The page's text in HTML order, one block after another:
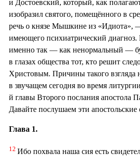
и Достоевский, который, как
изобразил святого, помещённого в
речь о князе Мышкине из «Идиота»,
имеющего психиатрический диагноз.
именно так — как ненормальный —
в глазах общества тот, кто решит
Христовым. Причины такого взгляда
в звучащем сегодня во время
й главы Второго послания апостола
Давайте послушаем эти апостольские
Глава 1.
12 Ибо похвала наша сия есть